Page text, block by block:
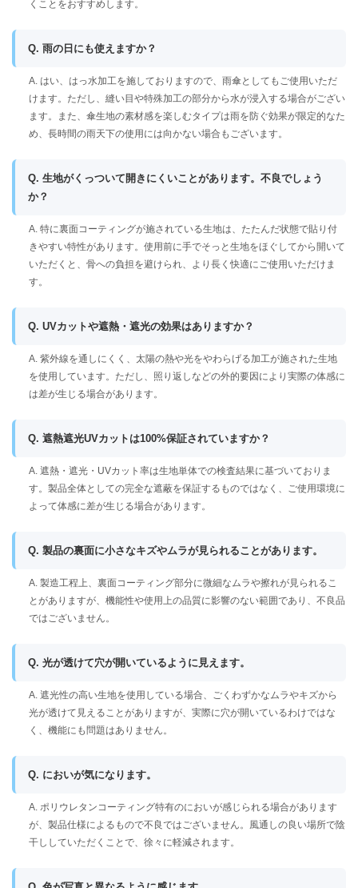
くことをおすすめします。
Q. 雨の日にも使えますか？
A. はい、はっ水加工を施しておりますので、雨傘としてもご使用いただ
けます。ただし、縫い目や特殊加工の部分から水が浸入する場合がござい
ます。また、傘生地の素材感を楽しむタイプは雨を防ぐ効果が限定的なた
め、長時間の雨天下の使用には向かない場合もございます。
Q. 生地がくっついて開きにくいことがあります。不良でしょう
か？
A. 特に裏面コーティングが施されている生地は、たたんだ状態で貼り付
きやすい特性があります。使用前に手でそっと生地をほぐしてから開いて
いただくと、骨への負担を避けられ、より長く快適にご使用いただけま
す。
Q. UVカットや遮熱・遮光の効果はありますか？
A. 紫外線を通しにくく、太陽の熱や光をやわらげる加工が施された生地
を使用しています。ただし、照り返しなどの外的要因により実際の体感に
は差が生じる場合があります。
Q. 遮熱遮光UVカットは100%保証されていますか？
A. 遮熱・遮光・UVカット率は生地単体での検査結果に基づいておりま
す。製品全体としての完全な遮蔽を保証するものではなく、ご使用環境に
よって体感に差が生じる場合があります。
Q. 製品の裏面に小さなキズやムラが見られることがあります。
A. 製造工程上、裏面コーティング部分に微細なムラや擦れが見られるこ
とがありますが、機能性や使用上の品質に影響のない範囲であり、不良品
ではございません。
Q. 光が透けて穴が開いているように見えます。
A. 遮光性の高い生地を使用している場合、ごくわずかなムラやキズから
光が透けて見えることがありますが、実際に穴が開いているわけではな
く、機能にも問題はありません。
Q. においが気になります。
A. ポリウレタンコーティング特有のにおいが感じられる場合があります
が、製品仕様によるもので不良ではございません。風通しの良い場所で陰
干ししていただくことで、徐々に軽減されます。